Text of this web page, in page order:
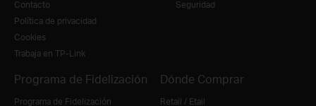
Contacto
Política de privacidad
Cookies
Trabaja en TP-Link
Seguridad
Programa de Fidelización
Programa de Fidelización
Dónde Comprar
Retail / Etail